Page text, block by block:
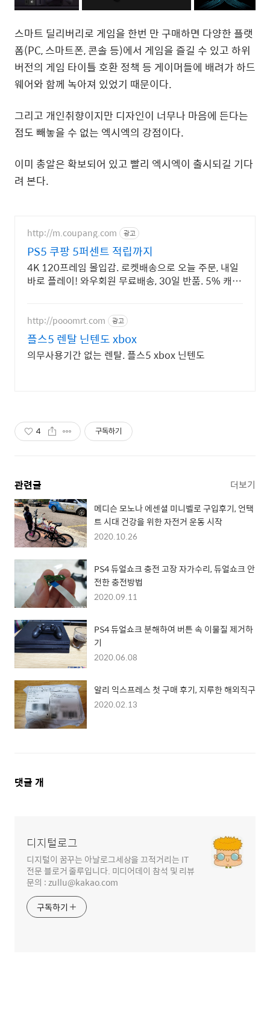
스마트 딜리버리로 게임을 한번 만 구매하면 다양한 플랫
폼(PC, 스마트폰, 콘솔 등)에서 게임을 즐길 수 있고 하위
버전의 게임 타이틀 호환 정책 등 게이머들에 배려가 하드
웨어와 함께 녹아져 있었기 때문이다.
그리고 개인취향이지만 디자인이 너무나 마음에 든다는
점도 빼놓을 수 없는 엑시엑의 강점이다.
이미 총알은 확보되어 있고 빨리 엑시엑이 출시되길 기다
려 본다.
http://m.coupang.com 광고
PS5 쿠팡 5퍼센트 적립까지
4K 120프레임 몰입감. 로켓배송으로 오늘 주문, 내일
바로 플레이! 와우회원 무료배송, 30일 반품. 5% 캐시
http://pooomrt.com 광고
플스5 렌탈 닌텐도 xbox
의무사용기간 없는 렌탈. 플스5 xbox 닌텐도
4 구독하기
관련글 더보기
메디슨 모노나 에센셜 미니벨로 구입후기, 언택
트 시대 건강을 위한 자전거 운동 시작
2020.10.26
PS4 듀얼쇼크 충전 고장 자가수리, 듀얼쇼크 안
전한 충전방법
2020.09.11
PS4 듀얼쇼크 분해하여 버튼 속 이물질 제거하
기
2020.06.08
알리 익스프레스 첫 구매 후기, 지루한 해외직구
2020.02.13
댓
댓글 개
디지털로그
디지털이 꿈꾸는 아날로그세상을 끄적거리는 IT
전문 블로거 줄루입니다. 미디어데이 참석 및 리뷰
문의 : zullu@kakao.com
구독하기